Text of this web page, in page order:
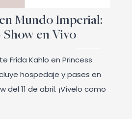
Mundo Imperial:
Show en Vivo
Frida Kahlo en Princess
hospedaje y pases en
del 11 de abril. ¡Vívelo como